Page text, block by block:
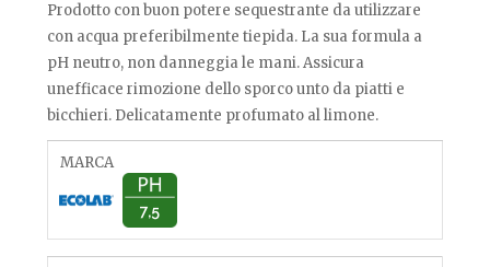
Prodotto con buon potere sequestrante da utilizzare
con acqua preferibilmente tiepida. La sua formula a
pH neutro, non danneggia le mani. Assicura
unefficace rimozione dello sporco unto da piatti e
bicchieri. Delicatamente profumato al limone.
MARCA
7,5